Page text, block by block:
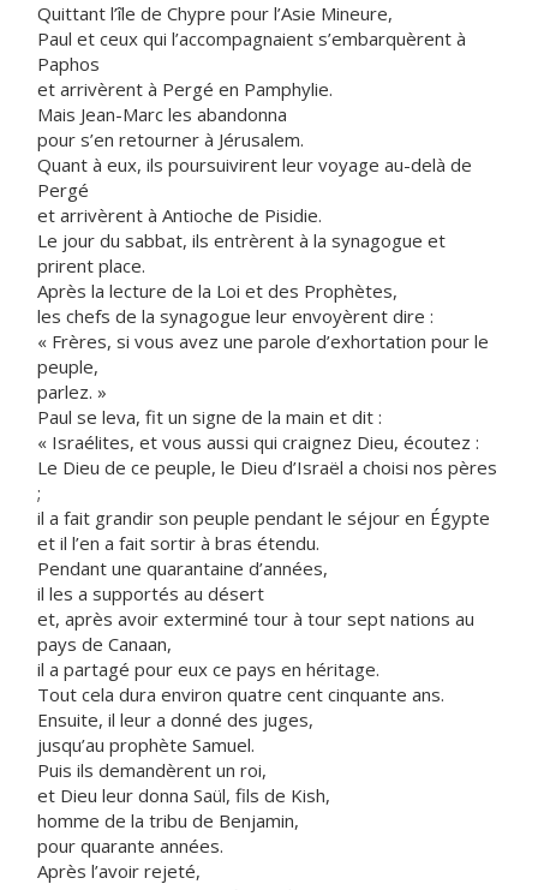
Quittant l’île de Chypre pour l’Asie Mineure,
Paul et ceux qui l’accompagnaient s’embarquèrent à
Paphos
et arrivèrent à Pergé en Pamphylie.
Mais Jean-Marc les abandonna
pour s’en retourner à Jérusalem.
Quant à eux, ils poursuivirent leur voyage au-delà de
Pergé
et arrivèrent à Antioche de Pisidie.
Le jour du sabbat, ils entrèrent à la synagogue et
prirent place.
Après la lecture de la Loi et des Prophètes,
les chefs de la synagogue leur envoyèrent dire :
« Frères, si vous avez une parole d’exhortation pour le
peuple,
parlez. »
Paul se leva, fit un signe de la main et dit :
« Israélites, et vous aussi qui craignez Dieu, écoutez :
Le Dieu de ce peuple, le Dieu d’Israël a choisi nos pères
;
il a fait grandir son peuple pendant le séjour en Égypte
et il l’en a fait sortir à bras étendu.
Pendant une quarantaine d’années,
il les a supportés au désert
et, après avoir exterminé tour à tour sept nations au
pays de Canaan,
il a partagé pour eux ce pays en héritage.
Tout cela dura environ quatre cent cinquante ans.
Ensuite, il leur a donné des juges,
jusqu’au prophète Samuel.
Puis ils demandèrent un roi,
et Dieu leur donna Saül, fils de Kish,
homme de la tribu de Benjamin,
pour quarante années.
Après l’avoir rejeté,